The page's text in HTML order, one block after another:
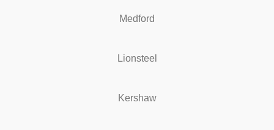
Medford
Lionsteel
Kershaw